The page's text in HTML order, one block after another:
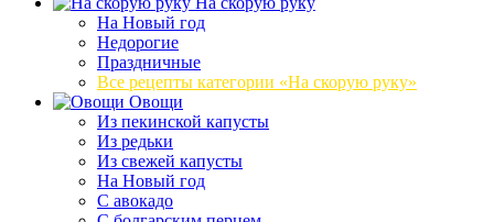
На Новый год
Недорогие
Праздничные
Все рецепты категории «На скорую руку»
Овощи
Из пекинской капусты
Из редьки
Из свежей капусты
На Новый год
С авокадо